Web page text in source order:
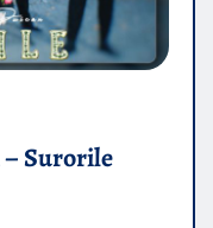
– Surorile